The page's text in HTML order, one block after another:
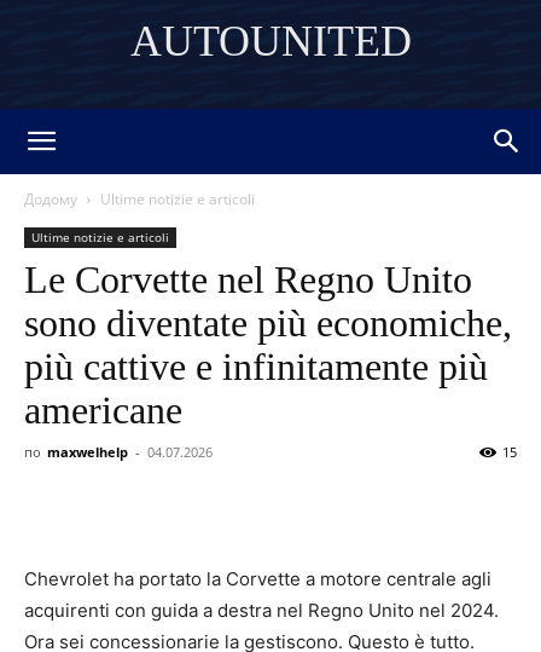
AUTOUNITED
Додому Ultime notizie e articoli
Ultime notizie e articoli
Le Corvette nel Regno Unito
sono diventate più economiche,
più cattive e infinitamente più
americane
по maxwelhelp - 04.07.2026 15
Chevrolet ha portato la Corvette a motore centrale agli
acquirenti con guida a destra nel Regno Unito nel 2024.
Ora sei concessionarie la gestiscono. Questo è tutto.